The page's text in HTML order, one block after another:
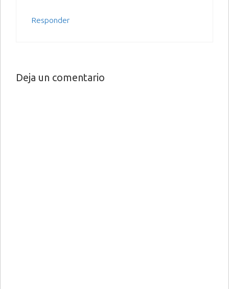
Responder
Deja un comentario